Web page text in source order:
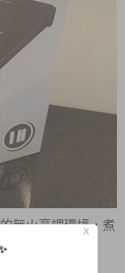
無火烹調環境，煮
X